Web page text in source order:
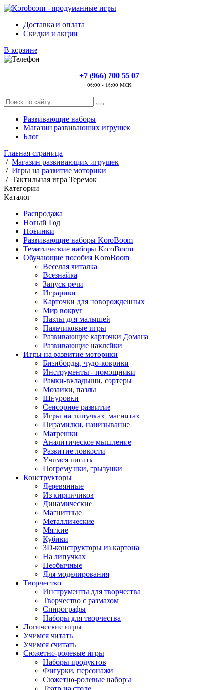
Доставка и оплата
Скидки и акции
В корзине
+7 (966) 700 55 07
06:00 - 16:00 МСК
Развивающие наборы
Магазин развивающих игрушек
Блог
Главная страница
/ Магазин развивающих игрушек
/ Игры на развитие моторики
/ Тактильная игра Теремок
Категории
Каталог
Распродажа
Новый Год
Новинки
Развивающие наборы KoroBoom
Тематические наборы KoroBoom
Обучающие пособия KoroBoom
Веселая читалка
Всезнайка
Запуск речи
Играрики
Карточки для новорожденных
Мир вокруг
Пазлы для малышей
Пальчиковые игры
Развивающие карточки Домана
Развивающие наклейки
Игры на развитие моторики
Бизиборды, чудо-коврики
Инструменты - помощники
Рамки-вкладыши, сортеры
Мозаики, пазлы
Шнуровки
Сенсорное развитие
Игры на липучках, магнитах
Пирамидки, нанизывание
Матрешки
Аналитическое мышление
Развитие ловкости
Учимся писать
Погремушки, грызунки
Конструкторы
Деревянные
Из кирпичиков
Динамические
Магнитные
Металлические
Мягкие
Кубики
3D-конструкторы из картона
На липучках
Необычные
Для моделирования
Творчество
Инструменты для творчества
Творчество с размахом
Спирографы
Наборы для творчества
Логические игры
Учимся читать
Учимся считать
Сюжетно-ролевые игры
Наборы продуктов
Фигурки, персонажи
Сюжетно-ролевые наборы
Театр на столе